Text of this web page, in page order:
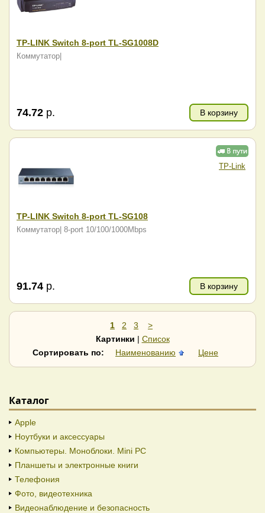
TP-LINK Switch 8-port TL-SG1008D
Коммутатор|
74.72 р. В корзину
TP-Link
TP-LINK Switch 8-port TL-SG108
Коммутатор| 8-port 10/100/1000Mbps
91.74 р. В корзину
1 2 3
>
Картинки | Список
Сортировать по:
Наименованию Цене
Каталог
Apple
Ноутбуки и аксессуары
Компьютеры. Моноблоки. Mini PC
Планшеты и электронные книги
Телефония
Фото, видеотехника
Видеонаблюдение и безопасность